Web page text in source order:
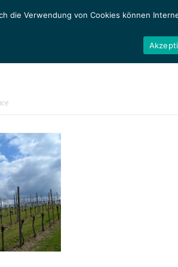
die Verwendung von Cookies können